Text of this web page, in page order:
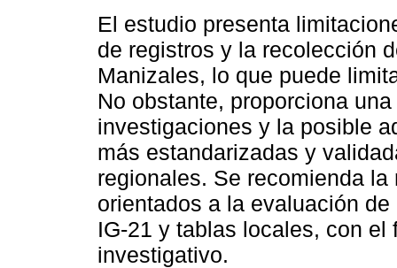
El estudio presenta
de registros y la recolección
Manizales, lo que puede
No obstante, proporciona
investigaciones y la posible
más estandarizadas y
regionales. Se recomienda
orientados a la evaluación
IG-21 y tablas locales, con
investigativo.